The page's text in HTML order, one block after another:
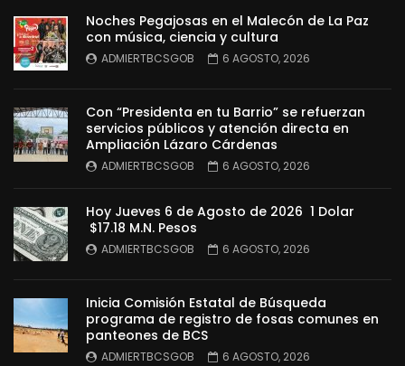
Noches Pegajosas en el Malecón de La Paz
con música, ciencia y cultura
ADMIERTBCSGOB 6 AGOSTO, 2026
Con “Presidenta en tu Barrio” se refuerzan
servicios públicos y atención directa en
Ampliación Lázaro Cárdenas
ADMIERTBCSGOB 6 AGOSTO, 2026
Hoy Jueves 6 de Agosto de 2026 1 Dolar
$17.18 M.N. Pesos
ADMIERTBCSGOB 6 AGOSTO, 2026
Inicia Comisión Estatal de Búsqueda
programa de registro de fosas comunes en
panteones de BCS
ADMIERTBCSGOB 6 AGOSTO, 2026